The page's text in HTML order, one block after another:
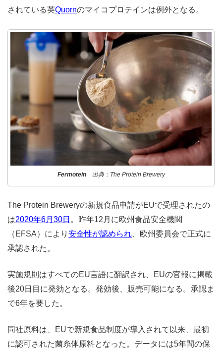
されている英Quornのマイコプロテインは例外となる。
Fermotein出典：The Protein Brewery
The Protein Breweryの新規食品申請がEUで受理されたの
は2020年6月30日 。昨年12月に欧州食品安全機関
（EFSA）により 安全性が認められ 、欧州委員会で正式に
承認された。
実施規則はすべてのEU言語に翻訳され、EUの官報に掲載
後20日目に発効となる。発効後、販売可能になる。承認ま
で6年を要した。
同社原料は、EUで新規食品制度が導入されて以来、最初
に認可された菌糸体原料となった。データには5年間の保